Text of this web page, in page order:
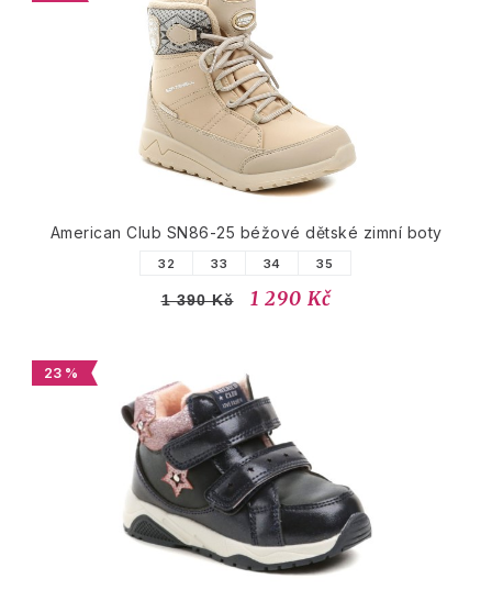
American Club SN86-25 béžové dětské zimní boty
32 33 34 35
1 390 Kč 1 290 Kč
23 %